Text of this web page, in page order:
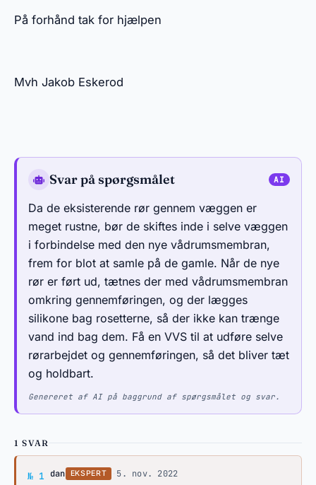
På forhånd tak for hjælpen
Mvh Jakob Eskerod
Svar på spørgsmålet
Da de eksisterende rør gennem væggen er
meget rustne, bør de skiftes inde i selve væggen
i forbindelse med den nye vådrumsmembran,
frem for blot at samle på de gamle. Når de nye
rør er ført ud, tætnes der med vådrumsmembran
omkring gennemføringen, og der lægges
silikone bag rosetterne, så der ikke kan trænge
vand ind bag dem. Få en VVS til at udføre selve
rørarbejdet og gennemføringen, så det bliver tæt
og holdbart.
Genereret af AI på baggrund af spørgsmålet og svar.
1 SVAR
№ 1 Svar af dan
dan EKSPERT 5. nov. 2022